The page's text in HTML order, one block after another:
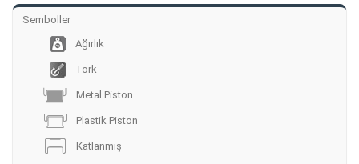
Semboller
Ağırlık
Tork
Metal Piston
Plastik Piston
Katlanmış